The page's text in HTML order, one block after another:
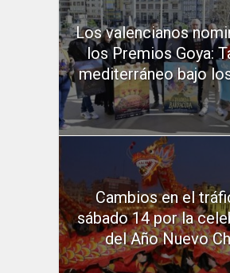
Los valencianos
los Premios Goya:
mediterráneo bajo
Cambios en el
sábado 14 por la
del Año Nuevo